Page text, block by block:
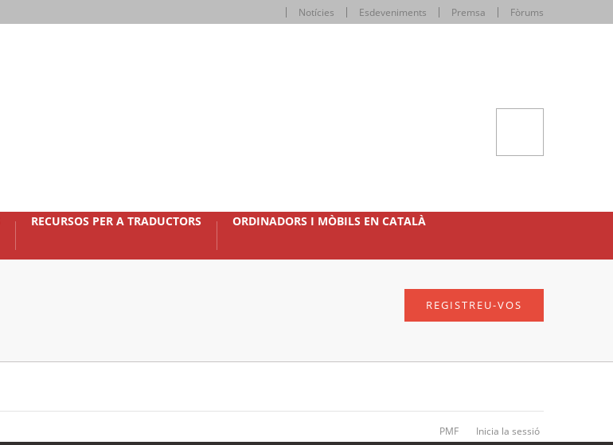
Notícies Esdeveniments Premsa Fòrums
RECURSOS PER A TRADUCTORS ORDINADORS I MÒBILS EN CATALÀ
REGISTREU-VOS
PMF Inicia la sessió